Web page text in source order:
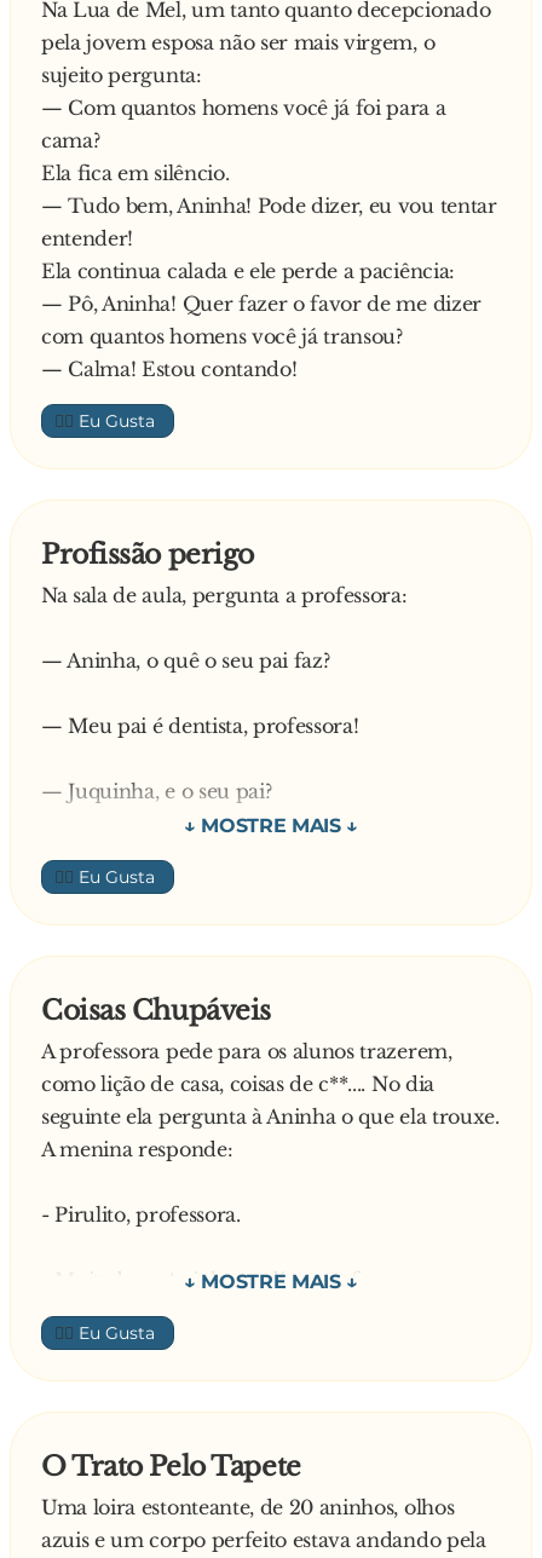
Na Lua de Mel, um tanto quanto decepcionado
pela jovem esposa não ser mais virgem, o
sujeito pergunta:
— Com quantos homens você já foi para a
cama?
Ela fica em silêncio.
— Tudo bem, Aninha! Pode dizer, eu vou tentar
entender!
Ela continua calada e ele perde a paciência:
— Pô, Aninha! Quer fazer o favor de me dizer
com quantos homens você já transou?
— Calma! Estou contando!
👍🏼
Profissão perigo
Na sala de aula, pergunta a professora:
— Aninha, o quê o seu pai faz?
— Meu pai é dentista, professora!
— Juquinha, e o seu pai?
— Médico, professora!
— Joãozinho, e o seu?
— Nooossssa! - reagiu a classe em uníssono.
Na hora do intervalo um amigo vira-se para
Joãozinho e pergunta, indignado:
deputado?
— Sim... mas é que tenho vergonha de dizer isso
na frente de todo mundo!
👍🏼
Coisas Chupáveis
A professora pede para os alunos trazerem,
como lição de casa, coisas de c**.... No dia
seguinte ela pergunta à Aninha o que ela trouxe.
A menina responde:
- Pirulito, professora.
- Muito bem Aninha... - diz a professora -
pirulito é de c**....
A professora faz a mesma pergunta para o
Marquinhos. E ele responde:
- Sorvete, professora.
- Muito bem marquinhos, sorvete é de c**....
👍🏼
O Trato Pelo Tapete
Uma loira estonteante, de 20 aninhos, olhos
azuis e um corpo perfeito estava andando pela